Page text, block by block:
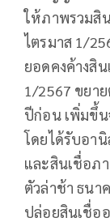
ให้ภาพรวมสิ
ไตรมาส 1/
ยอดคงค้างสิ
1/2567 ขยาย
ปีก่อน เพิ่มขึ้น
โดยได้รับอา
และสินเชื่อภ
ตัวล่าช้า ธน
ปล่อยสินเชื่อ